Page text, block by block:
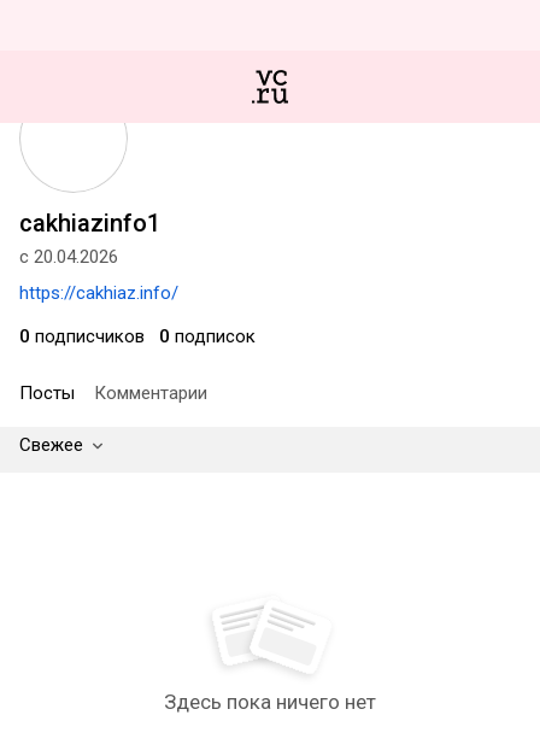
cakhiazinfo1
с 20.04.2026
https://cakhiaz.info/
0 подписчиков 0 подписок
Посты Комментарии
Свежее
Здесь пока ничего нет